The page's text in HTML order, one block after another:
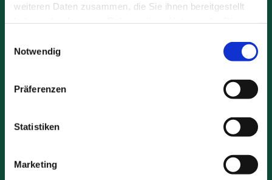
weiteren Daten zusammen, die Sie ihnen bereitgestellt
Notwendig
Präferenzen
Statistiken
Marketing